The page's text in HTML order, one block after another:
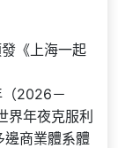
《上海一起
（2026－
界年夜克服利
邊商業體系體